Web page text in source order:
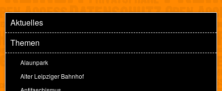
Aktuelles
Themen
Alaunpark
Alter Leipziger Bahnhof